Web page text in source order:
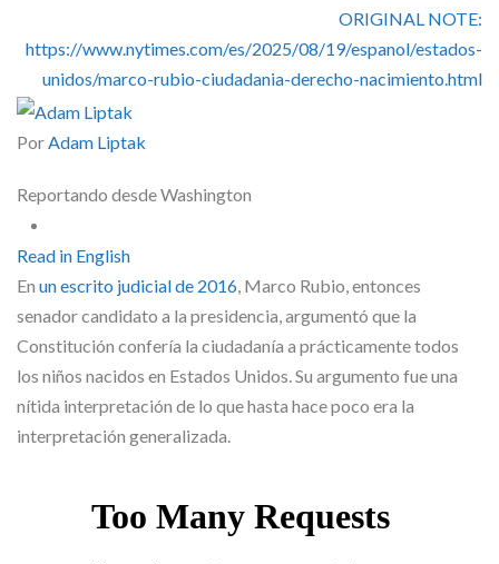
ORIGINAL NOTE:
https://www.nytimes.com/es/2025/08/19/espanol/estados-
unidos/marco-rubio-ciudadania-derecho-nacimiento.html
PorAdam Liptak
Reportando desde Washington
Read in English
En un escrito judicial de 2016, Marco Rubio, entonces
senador candidato a la presidencia, argumentó que la
Constitución confería la ciudadanía a prácticamente todos
los niños nacidos en Estados Unidos. Su argumento fue una
nítida interpretación de lo que hasta hace poco era la
interpretación generalizada.